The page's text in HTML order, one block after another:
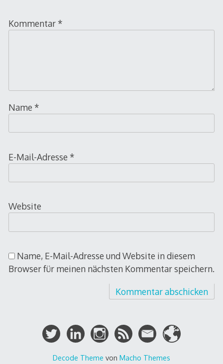
Kommentar *
Name *
E-Mail-Adresse *
Website
Name, E-Mail-Adresse und Website in diesem
Browser für meinen nächsten Kommentar speichern.
Decode Theme von Macho Themes